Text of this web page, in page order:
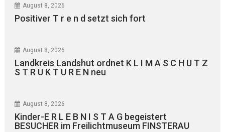
August 8, 2026
Positiver T r e n d setzt sich fort
August 8, 2026
Landkreis Landshut ordnet K L I M A S C H U T Z
S T R U K T U R E N neu
August 8, 2026
Kinder-E R L E B N I S T A G begeistert
BESUCHER im Freilichtmuseum FINSTERAU